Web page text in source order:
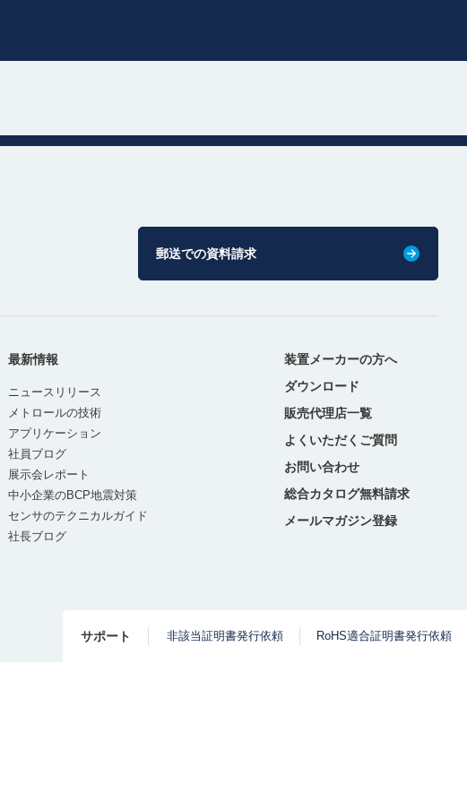
郵送での資料請求
最新情報
ニュースリリース
メトロールの技術
アプリケーション
社員ブログ
展示会レポート
中小企業のBCP地震対策
センサのテクニカルガイド
社長ブログ
装置メーカーの方へ
ダウンロード
販売代理店一覧
よくいただくご質問
お問い合わせ
総合カタログ無料請求
メールマガジン登録
サポート 非該当証明書発行依頼 RoHS適合証明書発行依頼